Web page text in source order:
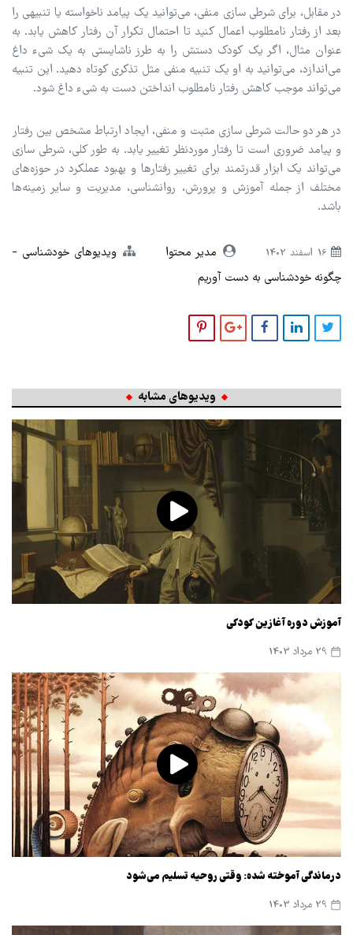
در مقابل، برای شرطی سازی منفی، می‌توانید یک پیامد ناخواسته یا تنبیهی را
بعد از رفتار نامطلوب اعمال کنید تا احتمال تکرار آن رفتار کاهش یابد. به
عنوان مثال، اگر یک کودک دستش را به طرز ناشایستی به یک شیء داغ
می‌اندازد، می‌توانید به او یک تنبیه منفی مثل تذکری کوتاه دهید. این تنبیه
می‌تواند موجب کاهش رفتار نامطلوب انداختن دست به شیء داغ شود.
در هر دو حالت شرطی سازی مثبت و منفی، ایجاد ارتباط مشخص بین رفتار
و پیامد ضروری است تا رفتار موردنظر تغییر یابد. به طور کلی، شرطی سازی
می‌تواند یک ابزار قدرتمند برای تغییر رفتارها و بهبود عملکرد در حوزه‌های
مختلف از جمله آموزش و پرورش، روانشناسی، مدیریت و سایر زمینه‌ها
باشد.
16 اسفند 1402 مدیر محتوا
ویدیوهای خودشناسی
چگونه خودشناسی به دست آوریم
ویدیوهای مشابه
آموزش دوره آغازین کودکی
درماندگی آموخته شده: وقتی روحیه تسلیم می‌شود